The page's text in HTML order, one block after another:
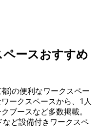
ースおすすめ
)の便利なワークスペー
ークスペースから、1人
ブースなど多数掲載。
ど設備付きワークスペ